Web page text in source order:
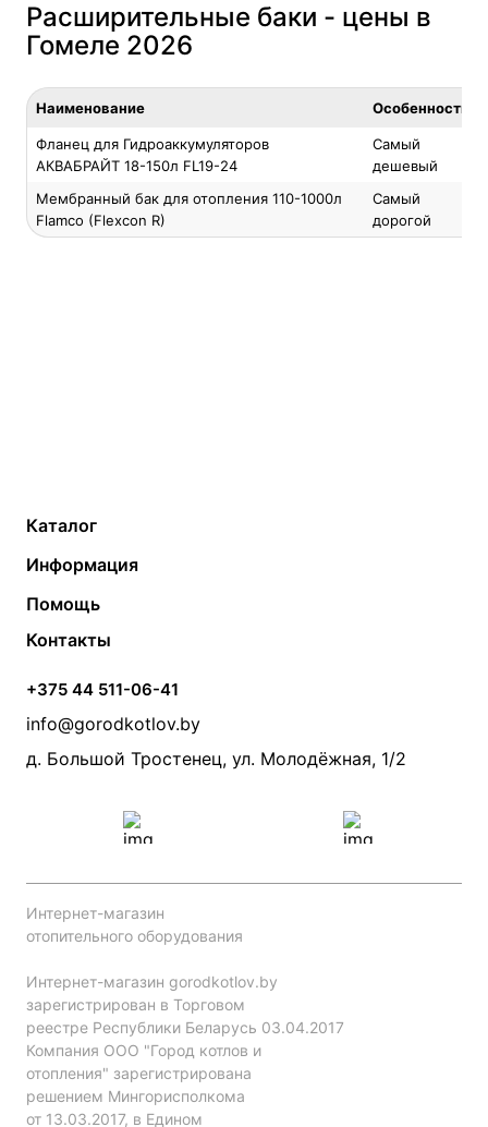
Расширительные баки - цены в
Гомеле 2026
Наименование Особенность
Фланец для Гидроаккумуляторов
АКВАБРАЙТ 18-150л FL19-24
Самый
дешевый
Мембранный бак для отопления 110-1000л
Flamco (Flexcon R)
Самый
дорогой
Каталог
Твердотопливные котлы
Электрические котлы
Банные печи
Камины и печи
Теплый пол
Радиаторы
Насосы
Дымоходы
Информация
Контакты
Статьи
Акции
Производители
Помощь
Монтаж систем отопления
Прайс по монтажу систем отопления
Проект систем отопления
Контакты
+375 44 511-06-41
info@gorodkotlov.by
д. Большой Тростенец, ул. Молодёжная, 1/2
Интернет-магазин
отопительного оборудования
Интернет-магазин gorodkotlov.by
зарегистрирован в Торговом
реестре Республики Беларусь 03.04.2017
Компания ООО "Город котлов и
отопления" зарегистрирована
решением Мингорисполкома
от 13.03.2017, в Едином